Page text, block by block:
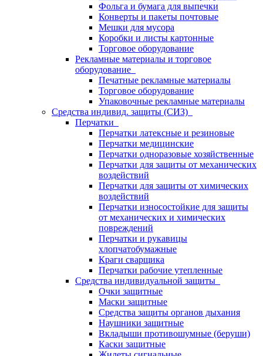
Фольга и бумага для выпечки
Конверты и пакеты почтовые
Мешки для мусора
Коробки и листы картонные
Торговое оборудование
Рекламные материалы и торговое
оборудование
Печатные рекламные материалы
Торговое оборудование
Упаковочные рекламные материалы
Средства индивид. защиты (СИЗ)
Перчатки
Перчатки латексные и резиновые
Перчатки медицинские
Перчатки одноразовые хозяйственные
Перчатки для защиты от механических
воздействий
Перчатки для защиты от химических
воздействий
Перчатки износостойкие для защиты
от механических и химических
повреждений
Перчатки и рукавицы
хлопчатобумажные
Краги сварщика
Перчатки рабочие утепленные
Средства индивидуальной защиты
Очки защитные
Маски защитные
Средства защиты органов дыхания
Наушники защитные
Вкладыши противошумные (беруши)
Каски защитные